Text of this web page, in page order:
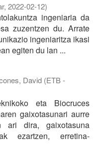
, 2022-02-12)
ingeniaria da
zuzentzen du. Arrate
ingeniaritza ikasi
egiten du lan ...
David (ETB -
eta Biocruces
gaixotasunari aurre
ari dira, gaixotasuna
ezartzen, erretina-